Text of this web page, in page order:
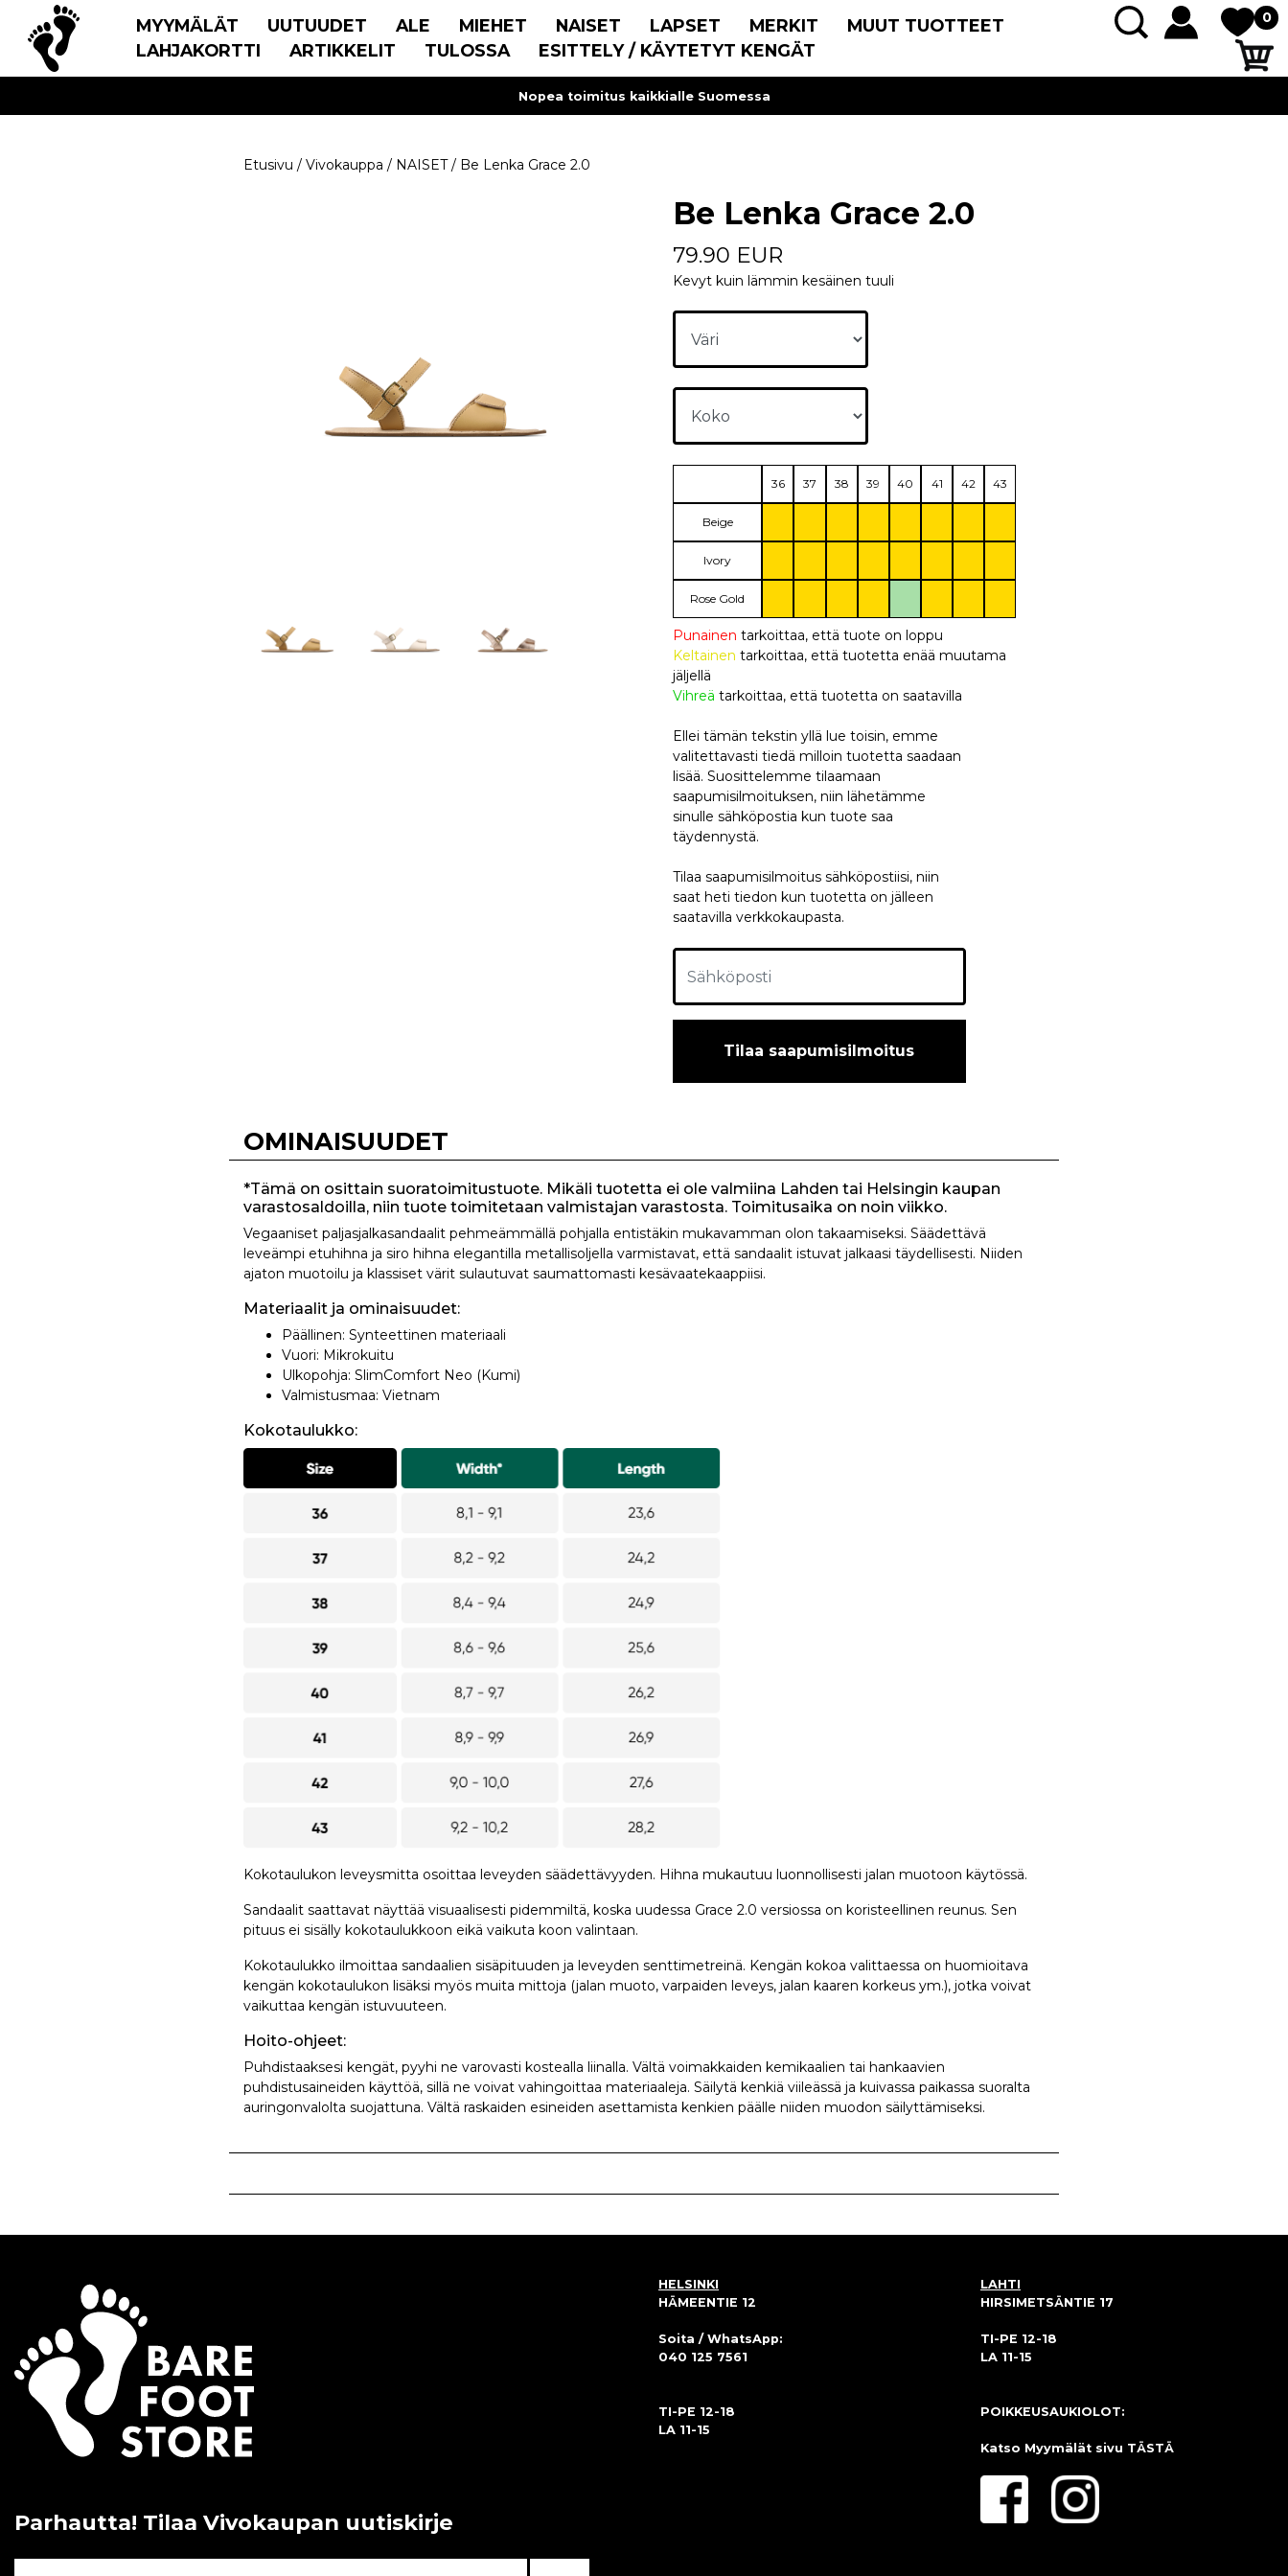
MYYMÄLÄT UUTUUDET ALE MIEHET NAISET LAPSET MERKIT
MUUT TUOTTEET
LAHJAKORTTI
ARTIKKELIT TULOSSA ESITTELY / KÄYTETYT KENGÄT
0
Nopea toimitus kaikkialle Suomessa
Etusivu / Vivokauppa / NAISET/ Be Lenka Grace 2.0
Be Lenka Grace 2.0
79.90 EUR
Kevyt kuin lämmin kesäinen tuuli
36 37 38 39 40 41 42 43
Beige
Ivory
Rose Gold
Punainen tarkoittaa, että tuote on loppu
Keltainen tarkoittaa, että tuotetta enää muutama
jäljellä
Vihreä tarkoittaa, että tuotetta on saatavilla
Ellei tämän tekstin yllä lue toisin, emme
valitettavasti tiedä milloin tuotetta saadaan
lisää. Suosittelemme tilaamaan
saapumisilmoituksen, niin lähetämme
sinulle sähköpostia kun tuote saa
täydennystä.
Tilaa saapumisilmoitus sähköpostiisi, niin
saat heti tiedon kun tuotetta on jälleen
saatavilla verkkokaupasta.
Tilaa saapumisilmoitus
OMINAISUUDET
*Tämä on osittain suoratoimitustuote. Mikäli tuotetta ei ole valmiina Lahden tai Helsingin kaupan
varastosaldoilla, niin tuote toimitetaan valmistajan varastosta. Toimitusaika on noin viikko.
Vegaaniset paljasjalkasandaalit pehmeämmällä pohjalla entistäkin mukavamman olon takaamiseksi. Säädettävä
leveämpi etuhihna ja siro hihna elegantilla metallisoljella varmistavat, että sandaalit istuvat jalkaasi täydellisesti. Niiden
ajaton muotoilu ja klassiset värit sulautuvat saumattomasti kesävaatekaappiisi.
Materiaalit ja ominaisuudet:
Päällinen: Synteettinen materiaali
Vuori: Mikrokuitu
Ulkopohja: SlimComfort Neo (Kumi)
Valmistusmaa: Vietnam
Kokotaulukko:
Kokotaulukon leveysmitta osoittaa leveyden säädettävyyden. Hihna mukautuu luonnollisesti jalan muotoon käytössä.
Sandaalit saattavat näyttää visuaalisesti pidemmiltä, koska uudessa Grace 2.0 versiossa on koristeellinen reunus. Sen
pituus ei sisälly kokotaulukkoon eikä vaikuta koon valintaan.
Kokotaulukko ilmoittaa sandaalien sisäpituuden ja leveyden senttimetreinä. Kengän kokoa valittaessa on huomioitava
kengän kokotaulukon lisäksi myös muita mittoja (jalan muoto, varpaiden leveys, jalan kaaren korkeus ym.), jotka voivat
vaikuttaa kengän istuvuuteen.
Hoito-ohjeet:
Puhdistaaksesi kengät, pyyhi ne varovasti kostealla liinalla. Vältä voimakkaiden kemikaalien tai hankaavien
puhdistusaineiden käyttöä, sillä ne voivat vahingoittaa materiaaleja. Säilytä kenkiä viileässä ja kuivassa paikassa suoralta
auringonvalolta suojattuna. Vältä raskaiden esineiden asettamista kenkien päälle niiden muodon säilyttämiseksi.
Parhautta! Tilaa Vivokaupan uutiskirje
HELSINKI
HÄMEENTIE 12
Soita / WhatsApp:
040 125 7561
TI-PE 12-18
LA 11-15
LAHTI
HIRSIMETSÄNTIE 17
TI-PE 12-18
LA 11-15
POIKKEUSAUKIOLOT:
Katso Myymälät sivu TÄSTÄ